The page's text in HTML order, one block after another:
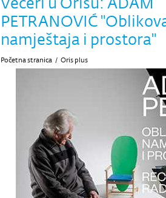
PETRANOVIĆ
namještaja i prostora"
Početna stranica / Oris plus